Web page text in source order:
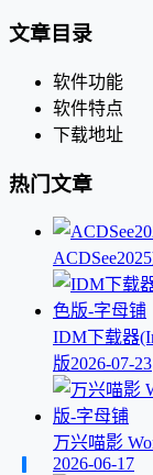
文章目录
软件功能
软件特点
下载地址
热门文章
IDM下载器
版2026-07-23
万兴喵影
2026-06-17